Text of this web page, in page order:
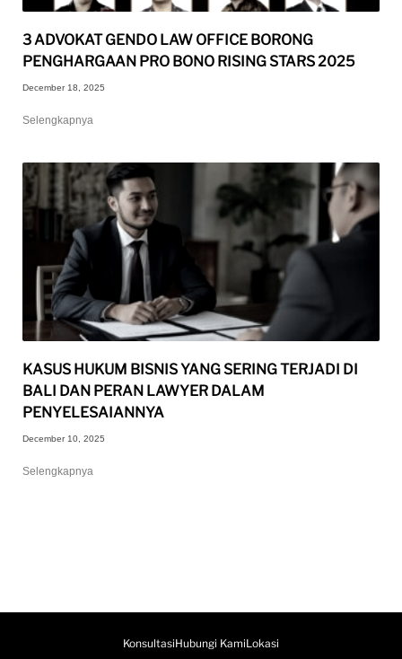
3 ADVOKAT GENDO LAW OFFICE BORONG
PENGHARGAAN PRO BONO RISING STARS 2025
December 18, 2025
Selengkapnya
KASUS HUKUM BISNIS YANG SERING TERJADI DI
BALI DAN PERAN LAWYER DALAM
PENYELESAIANNYA
December 10, 2025
Selengkapnya
KonsultasiHubungi KamiLokasi